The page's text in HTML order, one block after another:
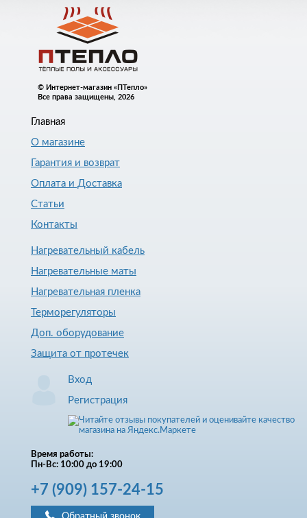
© Интернет-магазин «ПТепло»
Все права защищены, 2026
Главная
О магазине
Гарантия и возврат
Оплата и Доставка
Статьи
Контакты
Нагревательный кабель
Нагревательные маты
Нагревательная пленка
Терморегуляторы
Доп. оборудование
Защита от протечек
Вход
Регистрация
Время работы:
Пн-Вс: 10:00 до 19:00
+7 (909) 157-24-15